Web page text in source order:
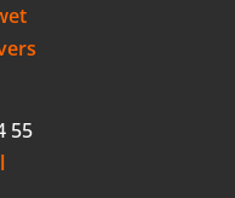
55